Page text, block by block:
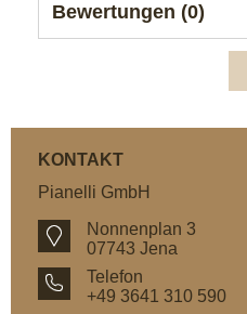
Bewertungen (0)
KONTAKT
Pianelli GmbH
Nonnenplan 3
07743 Jena
Telefon
+49 3641 310 590